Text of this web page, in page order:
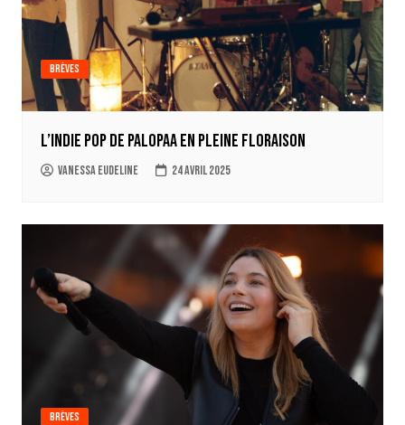
Brèves
L’indie pop de Palopaa en pleine floraison
Vanessa Eudeline 24 avril 2025
Brèves